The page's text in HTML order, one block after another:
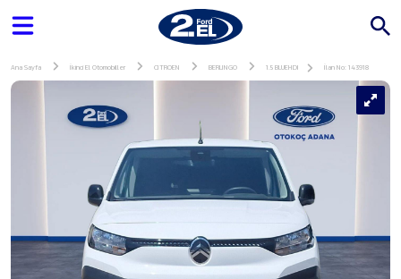
Ana Sayfa İkinci El Otomobiller CITROEN BERLINGO 1.5 BLUEHDI İlan No: 143918